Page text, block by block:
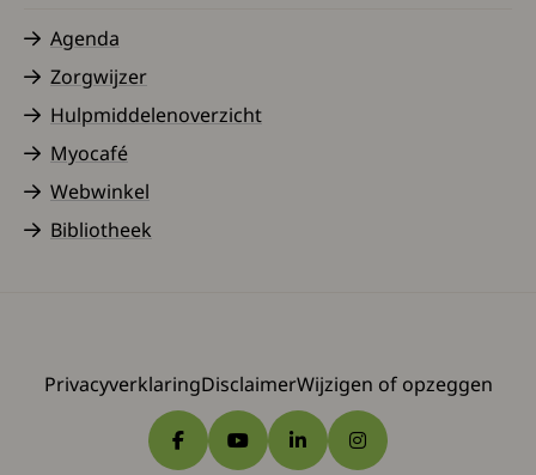
Agenda
Zorgwijzer
Hulpmiddelenoverzicht
Myocafé
Webwinkel
Bibliotheek
PrivacyverklaringDisclaimerWijzigen of opzeggen
Ga naar Facebook
Ga naar YouTube
Ga naar LinkedIn
Ga naar Instagram